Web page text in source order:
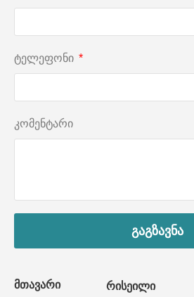
მთავარი რისეილი
ტელეფონი
კომენტარი
გაგზავნა